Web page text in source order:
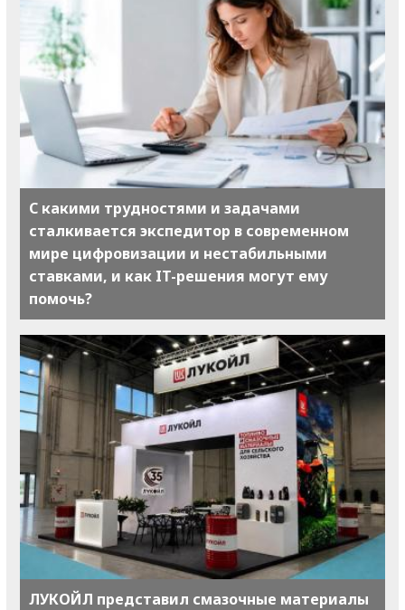
С какими трудностями и задачами
сталкивается экспедитор в современном
мире цифровизации и нестабильными
ставками, и как IT-решения могут ему
помочь?
ЛУКОЙЛ представил смазочные материалы